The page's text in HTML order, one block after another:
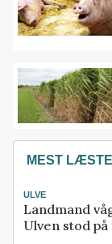
MEST LÆSTE
ULVE
Landmand
Ulven stod